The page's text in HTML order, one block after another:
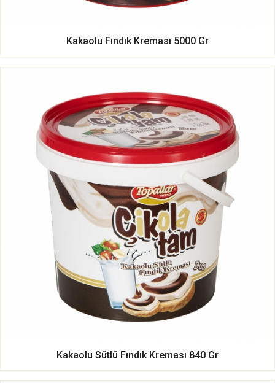
Kakaolu Fındık Kreması 5000 Gr
Kakaolu Sütlü Fındık Kreması 840 Gr